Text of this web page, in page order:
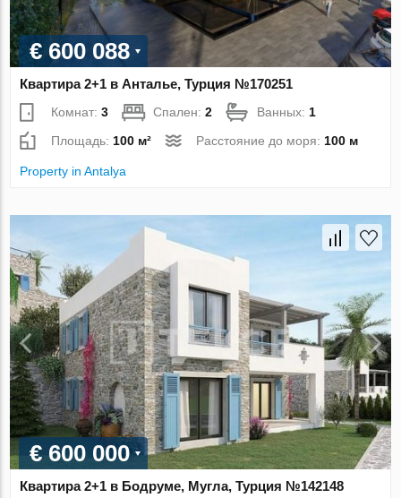
€ 600 088
Квартира 2+1 в Анталье, Турция №170251
Комнат:3 Спален:2 Ванных: 1
Площадь: 100 м² Расстояние до моря: 100 м
Property in Antalya
€ 600 000
Квартира 2+1 в Бодруме, Мугла, Турция №142148